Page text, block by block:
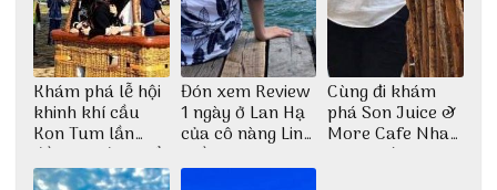
Khám phá lễ hội
khinh khí cầu
Kon Tum lần
đầu tiên được tổ
chức
Đón xem Review
1 ngày ở Lan Hạ
của cô nàng Linh
Trần
Cùng đi khám
phá Son Juice &
More Cafe Nha
Trang với anh